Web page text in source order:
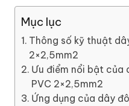
Mục lục
Thông số kỹ thuật
2×2,5mm2
Ưu điểm nổi bật của
PVC 2×2,5mm2
Ứng dụng của dây